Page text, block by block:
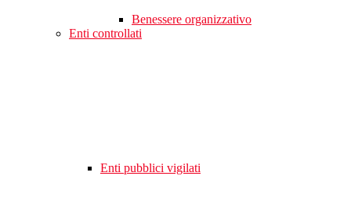
Benessere organizzativo
Enti controllati
Enti pubblici vigilati